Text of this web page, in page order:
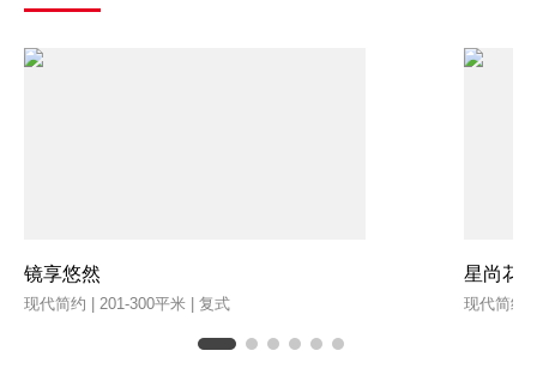
镜享悠然
现代简约 | 201-300平米 | 复式
星尚花
现代简约